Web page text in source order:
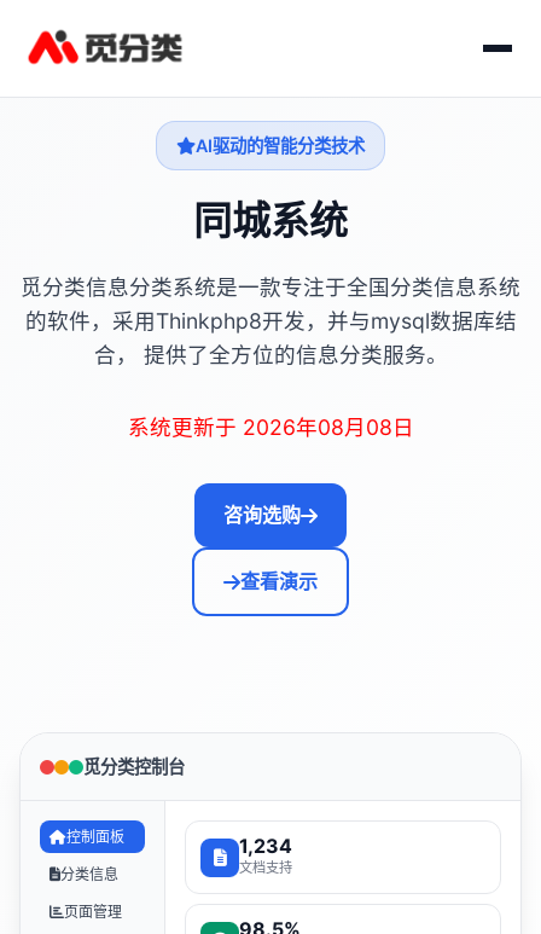
AI驱动的智能分类技术
同城系统
觅分类信息分类系统是一款专注于全国分类信息系统
的软件，采用Thinkphp8开发，并与mysql数据库结
合， 提供了全方位的信息分类服务。
系统更新于 2026年08月08日
咨询选购
查看演示
觅分类控制台
控制面板
分类信息
页面管理
1,234
文档支持
98.5%